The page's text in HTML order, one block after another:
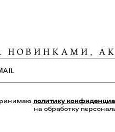
НОВИНКАМИ,
политику
на обработку